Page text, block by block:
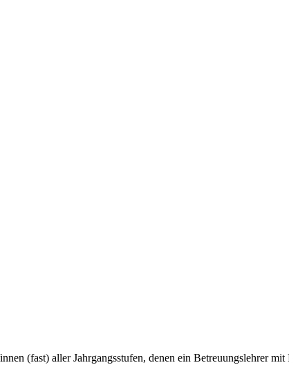
(fast) aller Jahrgangsstufen, denen ein Betreuungslehrer mit